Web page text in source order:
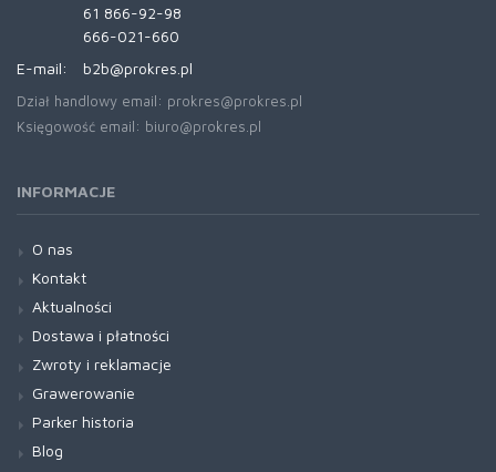
61 866-92-98
666-021-660
E-mail:
b2b@prokres.pl
Dział handlowy email: prokres@prokres.pl
Księgowość email: biuro@prokres.pl
INFORMACJE
O nas
Kontakt
Aktualności
Dostawa i płatności
Zwroty i reklamacje
Grawerowanie
Parker historia
Blog